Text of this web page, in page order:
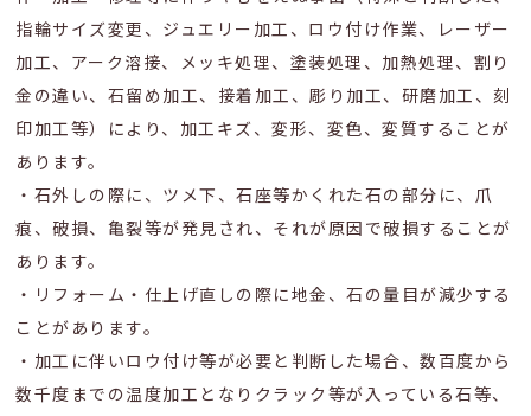
指輪サイズ変更、ジュエリー加工、ロウ付け作業、レーザー
加工、アーク溶接、メッキ処理、塗装処理、加熱処理、割り
金の違い、石留め加工、接着加工、彫り加工、研磨加工、刻
印加工等）により、加工キズ、変形、変色、変質することが
あります。
・石外しの際に、ツメ下、石座等かくれた石の部分に、爪
痕、破損、亀裂等が発見され、それが原因で破損することが
あります。
・リフォーム・仕上げ直しの際に地金、石の量目が減少する
ことがあります。
・加工に伴いロウ付け等が必要と判断した場合、数百度から
数千度までの温度加工となりクラック等が入っている石等、